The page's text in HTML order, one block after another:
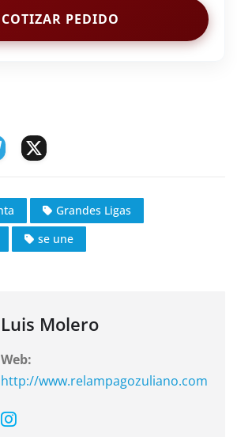
COTIZAR PEDIDO
e
gr
a
Grandes Ligas
se une
Luis Molero
Web:
http://www.relampagozuliano.com